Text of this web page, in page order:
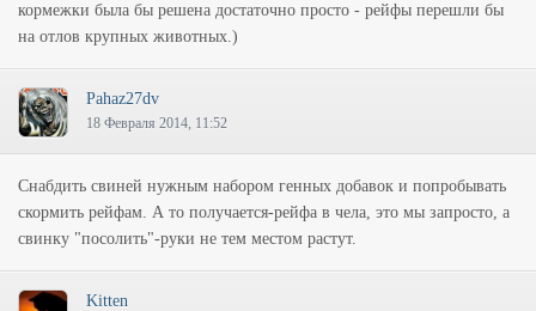
кормежки была бы решена достаточно просто - рейфы перешли бы
на отлов крупных животных.)
Pahaz27dv
18 Февраля 2014, 11:52
Снабдить свиней нужным набором генных добавок и попробывать
скормить рейфам. А то получается-рейфа в чела, это мы запросто, а
свинку "посолить"-руки не тем местом растут.
Kitten